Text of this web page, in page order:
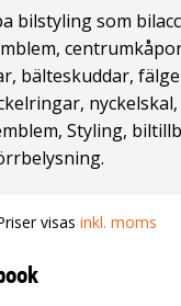
bilstyling som
bälteskuddar,
Styling,
visas inkl. moms